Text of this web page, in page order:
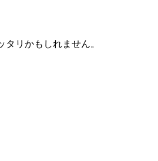
リかもしれません。